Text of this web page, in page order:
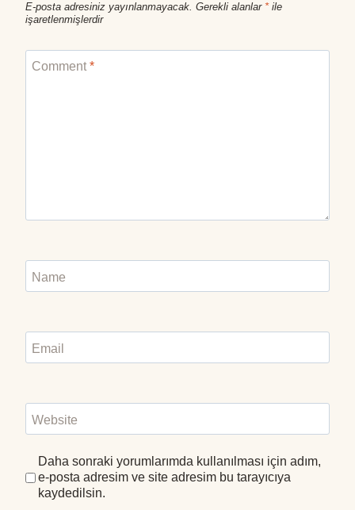
E-posta adresiniz yayınlanmayacak. Gerekli alanlar *ile
işaretlenmişlerdir
Comment *
Name
Email
Website
Daha sonraki yorumlarımda kullanılması için adım,
e-posta adresim ve site adresim bu tarayıcıya
kaydedilsin.